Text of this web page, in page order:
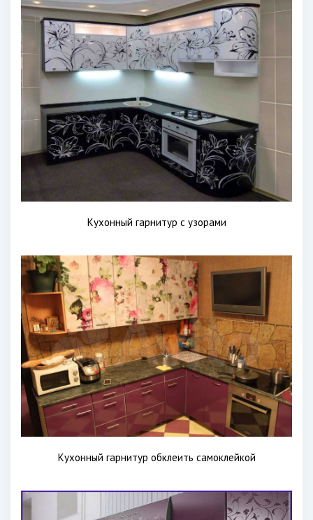
Кухонный гарнитур с узорами
Кухонный гарнитур обклеить самоклейкой